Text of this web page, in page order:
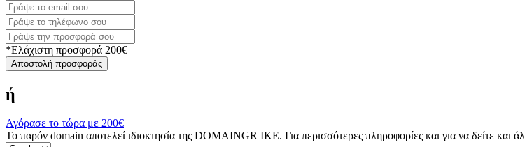
*Ελάχιστη προσφορά 200€
Αποστολή προσφοράς
ή
Αγόρασε το τώρα με 200€
Το παρόν domain αποτελεί ιδιοκτησία της DOMAINGR ΙΚΕ. Για περισσότερες πληροφορίες και για να δείτε και